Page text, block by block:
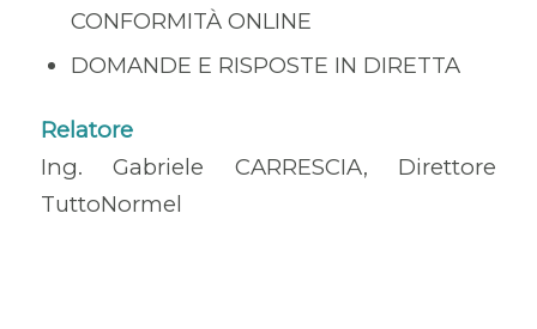
CONFORMITÀ ONLINE
DOMANDE E RISPOSTE IN DIRETTA
Relatore
Ing. Gabriele CARRESCIA, Direttore
TuttoNormel